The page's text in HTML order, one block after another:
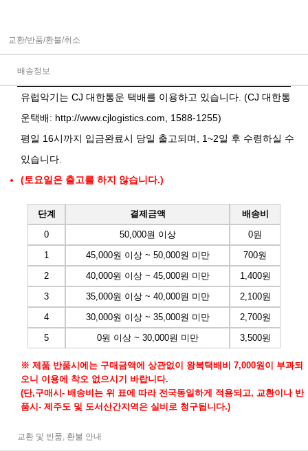
교환/반품/환불/취소
배송정보
유럽악기는 CJ 대한통운 택배를 이용하고 있습니다. (CJ 대한통
운택배: http://www.cjlogistics.com, 1588-1255)
평일 16시까지 입금완료시 당일 출고되며, 1~2일 후 수령하실 수
있습니다.
(토요일은 출고를 하지 않습니다.)
단계 결제금액
배송비
0
50,000원 이상
0원
1
45,000원 이상 ~ 50,000원 미만
700원
2
40,000원 이상 ~ 45,000원 미만
1,400원
3
35,000원 이상 ~ 40,000원 미만
2,100원
4
30,000원 이상 ~ 35,000원 미만
2,700원
5
0원 이상 ~ 30,000원 미만 3,500원
※ 제품 반품시에는 구매금액에 상관없이 왕복택배비 7,000원이 부과되
오니 이용에 착오 없으시기 바랍니다.
(단,구매시- 배송비는 위 표에 따라 전국동일하게 적용되고, 교환이나 반
품시- 제주도 및 도서산간지역은 실비로 청구됩니다.)
교환 및 반품, 환불 안내